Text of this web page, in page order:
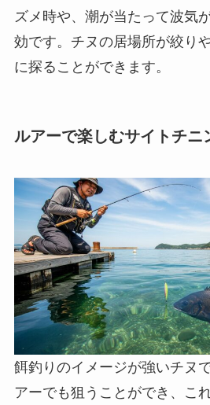
ズメ時や、潮が当たって波気
効です。チヌの居場所が絞り
に探ることができます。
ルアーで楽しむサイトチニ
餌釣りのイメージが強いチヌ
アーでも狙うことができ、こ